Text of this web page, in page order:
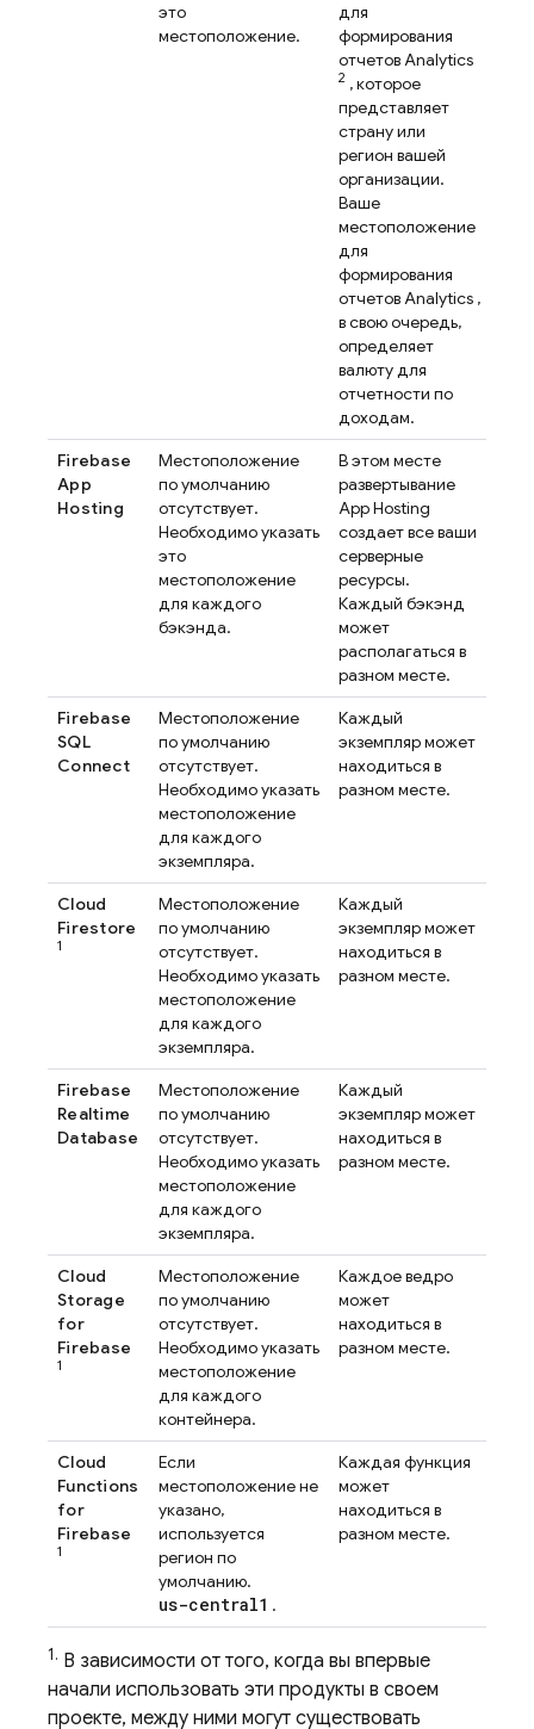
это
местоположение.
для
формирования
отчетовAnalytics
2 , которое
представляет
страну или
регион вашей
организации.
Ваше
местоположение
для
формирования
отчетовAnalytics ,
в свою очередь,
определяет
валюту для
отчетности по
доходам.
Firebase
App
Hosting
Местоположение
по умолчанию
отсутствует.
Необходимо указать
это
местоположение
для каждого
бэкэнда.
В этом месте
развертывание
App Hosting
создает все ваши
серверные
ресурсы.
Каждый бэкэнд
может
располагаться в
разном месте.
Firebase
SQL
Connect
Местоположение
по умолчанию
отсутствует.
Необходимо указать
местоположение
для каждого
экземпляра.
Каждый
экземпляр может
находиться в
разном месте.
Cloud
Firestore
1
Местоположение
по умолчанию
отсутствует.
Необходимо указать
местоположение
для каждого
экземпляра.
Каждый
экземпляр может
находиться в
разном месте.
Firebase
Realtime
Database
Местоположение
по умолчанию
отсутствует.
Необходимо указать
местоположение
для каждого
экземпляра.
Каждый
экземпляр может
находиться в
разном месте.
Cloud
Storage
for
Firebase
1
Местоположение
по умолчанию
отсутствует.
Необходимо указать
местоположение
для каждого
контейнера.
Каждое ведро
может
находиться в
разном месте.
Cloud
Functions
for
Firebase
1
Если
местоположение не
указано,
используется
регион по
умолчанию.
us-central1 .
Каждая функция
может
находиться в
разном месте.
1. В зависимости от того, когда вы впервые
начали использовать эти продукты в своем
проекте, между ними могут существовать